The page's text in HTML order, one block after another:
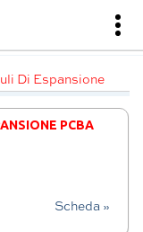
Di Espansione
PCBA
Scheda »